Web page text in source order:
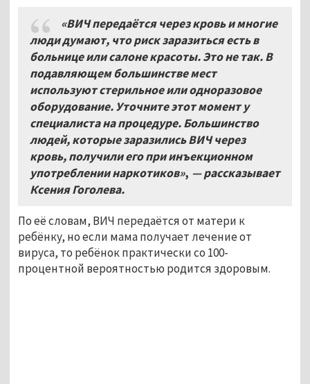
«ВИЧ передаётся через кровь и многие
люди думают, что риск заразиться есть в
больнице или салоне красоты. Это не так. В
подавляющем большинстве мест
используют стерильное или одноразовое
оборудование. Уточните этот момент у
специалиста на процедуре. Большинство
людей, которые заразились ВИЧ через
кровь, получили его при инъекционном
употреблении наркотиков», — рассказывает
Ксения Гоголева.
По её словам, ВИЧ передаётся от матери к
ребёнку, но если мама получает лечение от
вируса, то ребёнок практически со 100-
процентной вероятностью родится здоровым.